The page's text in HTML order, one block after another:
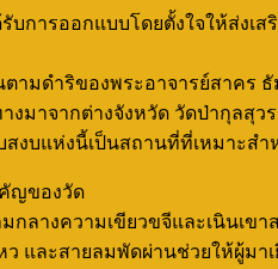
บการออกแบบโดยตั้งใจให้ส่งเ
ามดำริของพระอาจารย์สาคร
งมาจากต่างจังหวัด วัดป่ากุลสุ
สงบแห่งนี้เป็นสถานที่ที่เหมาะส
ญของวัด
กลางความเขียวขจีและเนินเข
หว และสายลมพัดผ่านช่วยให้ผู้ม